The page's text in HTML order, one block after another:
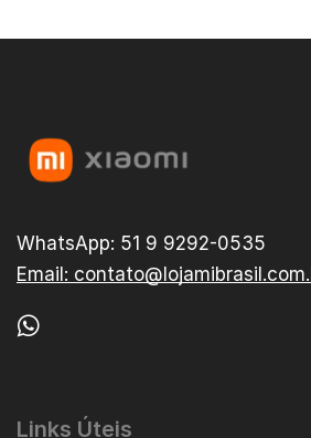
WhatsApp: 51 9 9292-0535
Email:
Links Úteis